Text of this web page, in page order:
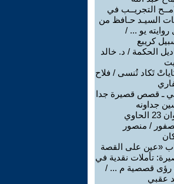
التجريــب في
السيـد حـافظ من
روايته يو ... /
كريبع
الحكمة / د. خالد
تَكاد تُنسى / فلاح
ـ قصص قصيرة جدا
جداونه
ديوان 23 الحاوي
/ منصور
«عين على القصة
تأملات نقدية في
رؤى قصصية م ... /
عقبي